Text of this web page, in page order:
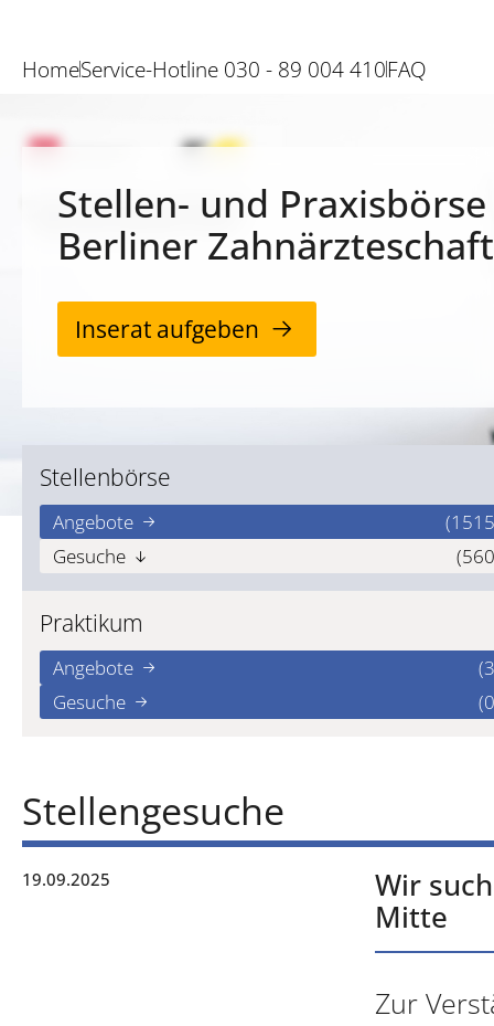
HomeService-Hotline 030 - 89 004 410FAQ
Stellen- und
Berliner Zahnärzteschaft
Inserat aufgeben
Stellenbörse
Angebote
Gesuche
Praktikum
Angebote
Gesuche
Stellengesuche
19.09.2025
Wir
Mitte
Zur